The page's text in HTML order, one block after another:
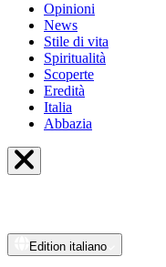
Opinioni
News
Stile di vita
Spiritualità
Scoperte
Eredità
Italia
Abbazia
Edition italiano